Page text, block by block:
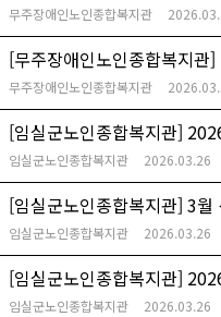
무주장애인노인종합복지관
[무주장애인노인종합복지관
무주장애인노인종합복지관
[임실군노인종합복지관]
임실군노인종합복지관 2026.03.26
[임실군노인종합복지관] 3월
임실군노인종합복지관 2026.03.26
[임실군노인종합복지관]
임실군노인종합복지관 2026.03.26